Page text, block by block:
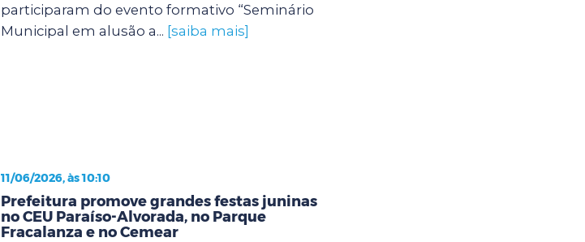
participaram do evento formativo “Seminário
Municipal em alusão a... [saiba mais]
11/06/2026, às 10:10
Prefeitura promove grandes festas juninas
no CEU Paraíso-Alvorada, no Parque
Fracalanza e no Cemear